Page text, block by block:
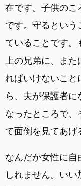
在です。子供のこ
です。守るという
ていることです
上の兄弟に、ま
ればいけないこと
ら、夫が保護者に
なったところで、
て面倒を見てあげ
なんだか女性に自
しれません。い